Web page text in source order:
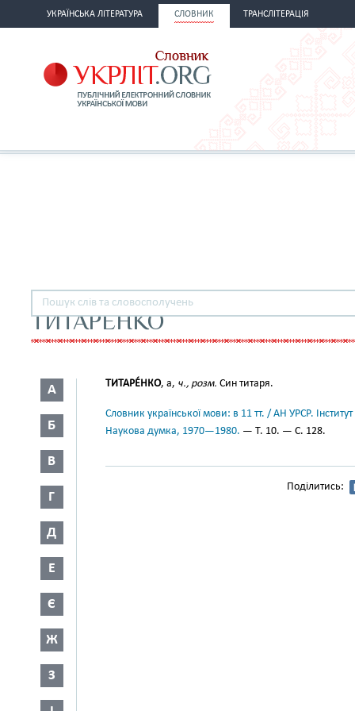
УКРАЇНСЬКА ЛІТЕРАТУРА СЛОВНИК ТРАНСЛІТЕРАЦІЯ
ТИТАРЕНКО
А
Б
В
Г
Д
Е
Є
Ж
З
ТИТАРЕ́НКО, а, ч., розм. Син титаря.
Словник української мови: в 11 тт. / АН УРСР.
Наукова думка, 1970—1980. — Т. 10. — С. 128.
Поділитись: